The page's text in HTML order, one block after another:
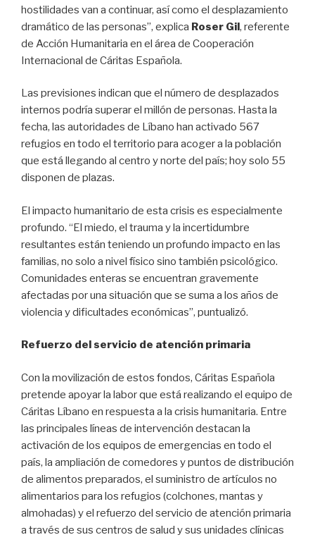
hostilidades van a continuar, así como el desplazamiento
dramático de las personas”, explica Roser Gil, referente
de Acción Humanitaria en el área de Cooperación
Internacional de Cáritas Española.
Las previsiones indican que el número de desplazados
internos podría superar el millón de personas. Hasta la
fecha, las autoridades de Líbano han activado 567
refugios en todo el territorio para acoger a la población
que está llegando al centro y norte del país; hoy solo 55
disponen de plazas.
El impacto humanitario de esta crisis es especialmente
profundo. “El miedo, el trauma y la incertidumbre
resultantes están teniendo un profundo impacto en las
familias, no solo a nivel físico sino también psicológico.
Comunidades enteras se encuentran gravemente
afectadas por una situación que se suma a los años de
violencia y dificultades económicas”, puntualizó.
Refuerzo del servicio de atención primaria
Con la movilización de estos fondos, Cáritas Española
pretende apoyar la labor que está realizando el equipo de
Cáritas Líbano en respuesta a la crisis humanitaria. Entre
las principales líneas de intervención destacan la
activación de los equipos de emergencias en todo el
país, la ampliación de comedores y puntos de distribución
de alimentos preparados, el suministro de artículos no
alimentarios para los refugios (colchones, mantas y
almohadas) y el refuerzo del servicio de atención primaria
a través de sus centros de salud y sus unidades clínicas